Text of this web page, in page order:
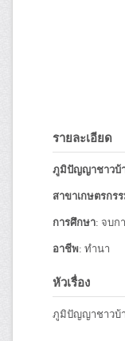
รายละเอียด
ภูมิปัญญาชาวบ้
สาขาเกษตรกร
การศึกษา: จบก
อาชีพ: ทำนา
หัวเรื่อง
ภูมิปัญญาชาวบ้